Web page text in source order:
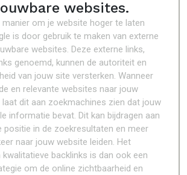
websites.
om je website hoger te laten
is door gebruik te maken van externe
websites. Deze externe links,
genoemd, kunnen de autoriteit en
van jouw site versterken. Wanneer
en relevante websites naar jouw
laat dit aan zoekmachines zien dat jouw
informatie bevat. Dit kan bijdragen aan
positie in de zoekresultaten en meer
naar jouw website leiden. Het
kwalitatieve backlinks is dan ook een
om de online zichtbaarheid en